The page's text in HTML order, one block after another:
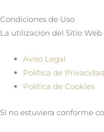
Condiciones de Uso
La utilización del Sitio
Aviso Legal
Política de Privacidad
Política de Cookies
Si no estuviera conforme